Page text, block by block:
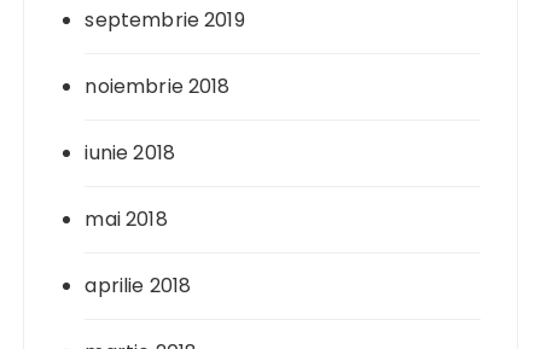
septembrie 2019
noiembrie 2018
iunie 2018
mai 2018
aprilie 2018